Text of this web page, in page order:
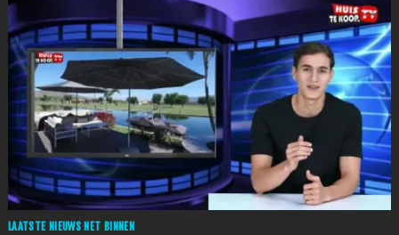
LAATSTE NIEUWS NET BINNEN